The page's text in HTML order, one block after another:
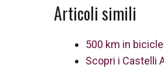
Articoli simili
500 km in
Scopri i Castelli